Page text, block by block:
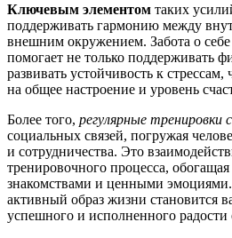
Ключевым элементом таких
поддерживать гармонию между
внешним окружением. Забота о себе
помогает не только поддерживать
развивать устойчивость к
на общее настроение и уровень
Более того, регулярные тренировки
социальных связей, погружая
и сотрудничества. Это
тренировочного процесса,
знакомствами и ценными
активный образ жизни становится
успешного и исполненного радости